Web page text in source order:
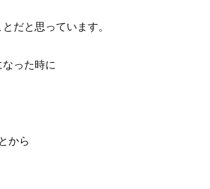
だと思っています。
った時に
から